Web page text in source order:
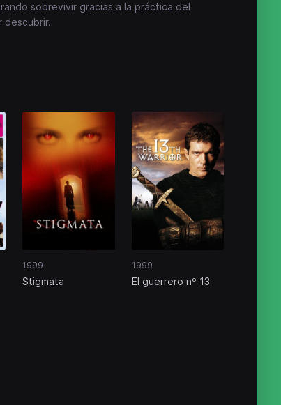
sobrevivir gracias a la práctica del
descubrir.
1999
Stigmata
1999
El guerrero nº 13